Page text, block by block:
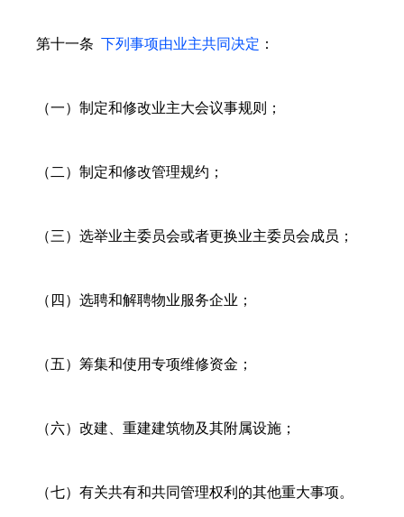
第十一条 下列事项由业主共同决定 ：
（一）制定和修改业主大会议事规则；
（二）制定和修改管理规约；
（三）选举业主委员会或者更换业主委员会成员；
（四）选聘和解聘物业服务企业；
（五）筹集和使用专项维修资金；
（六）改建、重建建筑物及其附属设施；
（七）有关共有和共同管理权利的其他重大事项。